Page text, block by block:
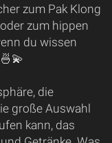
zum Pak Klong
zum hippen
du wissen
die
große Auswahl
kann, das